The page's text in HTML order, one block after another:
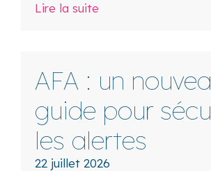
Lire la suite
AFA : un
guide pour
les alertes
22 juillet 2026